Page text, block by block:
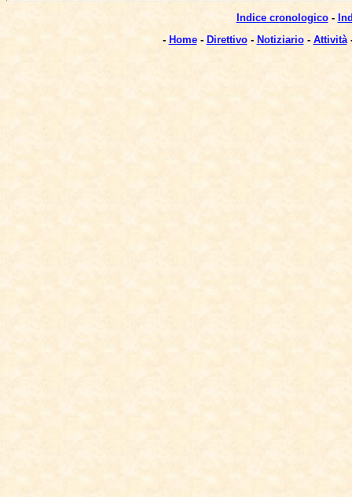
Indice cronologico-
- Home- Direttivo- Notiziario- Attività